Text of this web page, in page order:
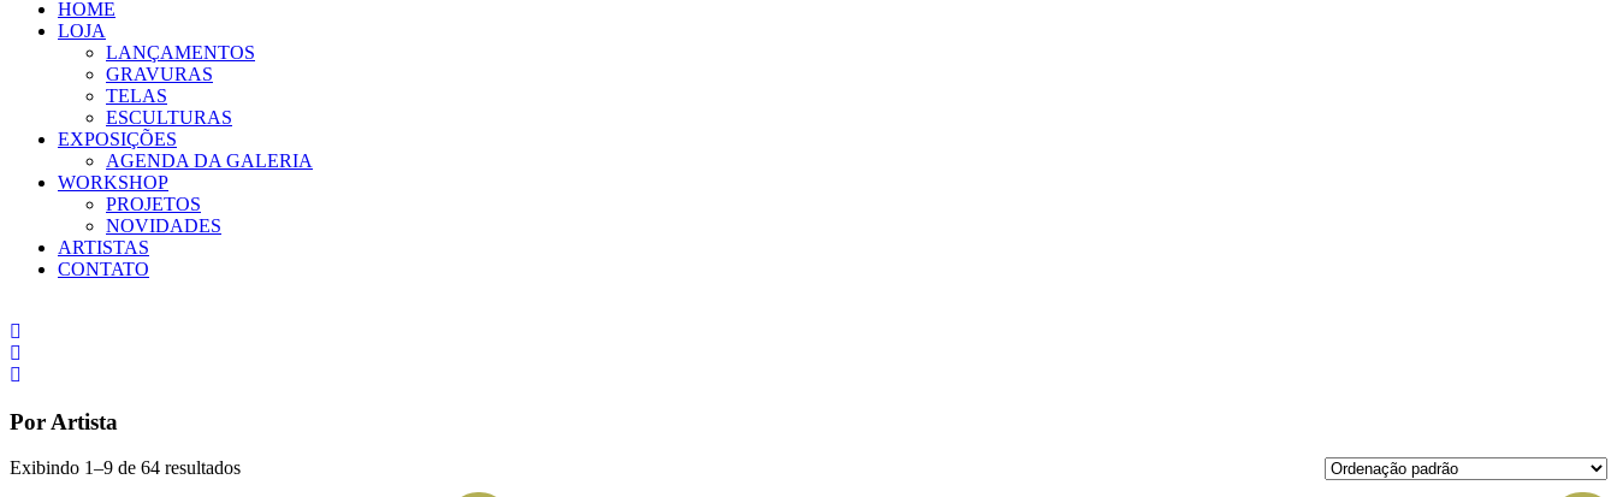
HOME
LOJA
LANÇAMENTOS
GRAVURAS
TELAS
ESCULTURAS
EXPOSIÇÕES
AGENDA DA GALERIA
WORKSHOP
PROJETOS
NOVIDADES
ARTISTAS
CONTATO
Por Artista
Exibindo 1–9 de 64 resultados